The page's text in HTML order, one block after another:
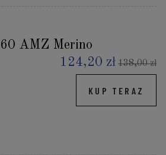
AMZ Merino
124,20 zł 138,00 zł
KUP TERAZ